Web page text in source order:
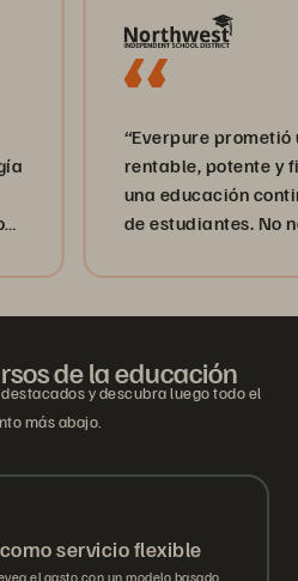
“Everpure prometió un
rentable, potente y
una educación continua
de estudiantes. No nos
de la educación
y descubra luego todo el
más abajo.
servicio flexible
el gasto con un modelo basado